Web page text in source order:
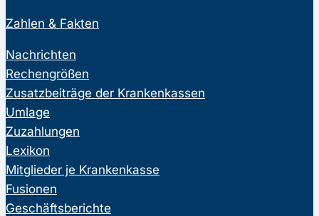
Zahlen & Fakten
Nachrichten
Rechengrößen
Zusatzbeiträge der Krankenkassen
Umlage
Zuzahlungen
Lexikon
Mitglieder je Krankenkasse
Fusionen
Geschäftsberichte